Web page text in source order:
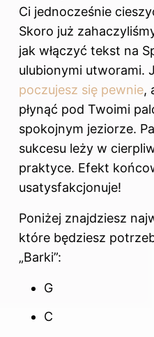
Ci jednocześnie
Skoro już
jak włączyć tekst na
ulubionymi utworami.
poczujesz się pewnie,
płynąć pod Twoimi
spokojnym jeziorze.
sukcesu leży w
praktyce. Efekt
usatysfakcjonuje!
Poniżej znajdziesz
które będziesz
„Barki”:
G
C